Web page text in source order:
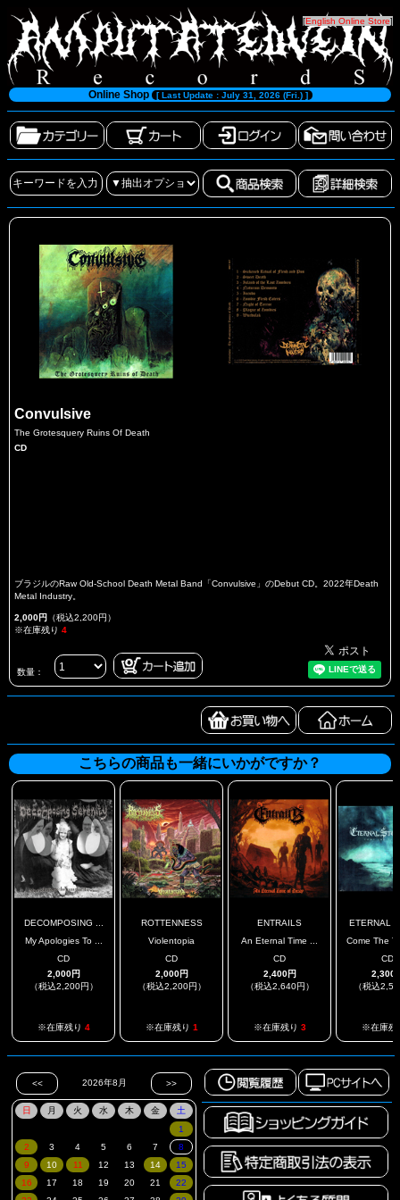
[English Online Store]
Online Shop [ Last Update : July 31, 2026 (Fri.) ]
Convulsive
The Grotesquery Ruins Of Death
CD
ブラジルのRaw Old-School Death Metal Band「Convulsive」のDebut CD。2022年Death
Metal Industry。
2,000円 （税込2,200円）
※在庫残り 4
数量：
こちらの商品も一緒にいかがですか？
DECOMPOSING ...
My Apologies To ...
CD
2,000円
（税込2,200円）
※在庫残り 4
ROTTENNESS
Violentopia
CD
2,000円
（税込2,200円）
※在庫残り 1
ENTRAILS
An Eternal Time ...
CD
2,400円
（税込2,640円）
※在庫残り 3
ETERNAL
Come The
CD
2,300
（税込
※在庫残